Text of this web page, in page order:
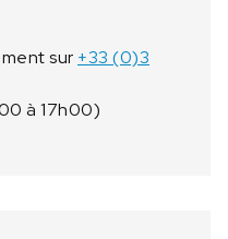
sur +33 (0)3
à 17h00)